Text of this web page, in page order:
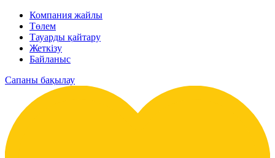
Компания жайлы
Төлем
Тауарды қайтару
Жеткізу
Байланыс
Сапаны бақылау